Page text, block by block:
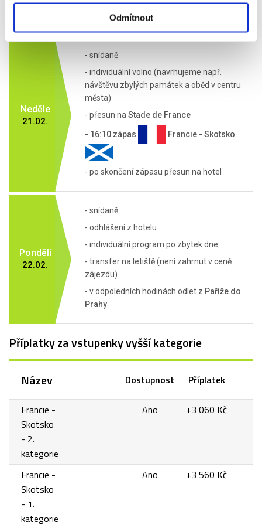
Odmítnout
(Vítězný oblouk), Bazilika Sacré-
Cœur, Moulin Rouge...)
Neděle
21.02.
- snídaně
- individuální volno (navrhujeme např.
návštěvu zbylých památek a oběd v centru
města)
- přesun naStade de France
- 16:10 zápas Francie - Skotsko
- po skončení zápasu přesun na hotel
Pondělí
22.02.
- snídaně
- odhlášení z hotelu
- individuální program po zbytek dne
- transfer na letiště (není zahrnut v ceně
zájezdu)
- v odpoledních hodinách odlet z Paříže do
Prahy
Příplatky za vstupenky vyšší kategorie
Název Dostupnost Příplatek
Francie -
Skotsko
- 2.
kategorie
Ano +3 060 Kč
Francie -
Skotsko
- 1.
kategorie
Ano +3 560 Kč